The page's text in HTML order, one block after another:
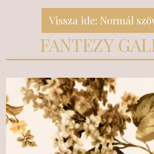
Vissza ide: Normál
FANTEZY